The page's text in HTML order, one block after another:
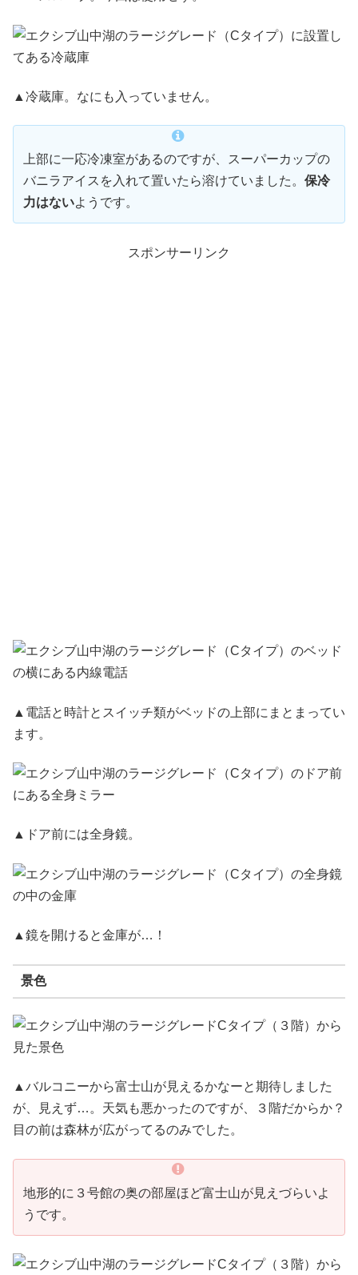
▲冷蔵庫。なにも入っていません。
上部に一応冷凍室があるのですが、スーパーカップの
バニラアイスを入れて置いたら溶けていました。 保冷
力はないようです。
スポンサーリンク
▲電話と時計とスイッチ類がベッドの上部にまとまってい
ます。
▲ドア前には全身鏡。
▲鏡を開けると金庫が…！
景色
▲バルコニーから富士山が見えるかなーと期待しました
が、見えず…。天気も悪かったのですが、３階だからか？
目の前は森林が広がってるのみでした。
地形的に３号館の奥の部屋ほど富士山が見えづらいよ
うです。